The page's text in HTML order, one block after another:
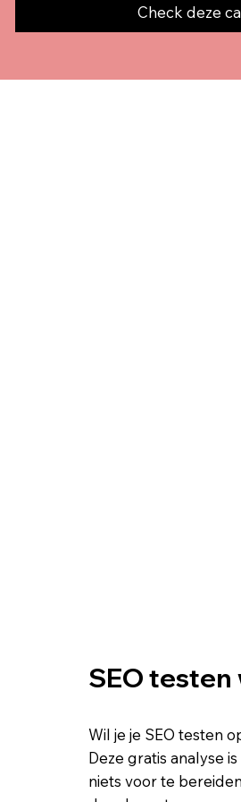
Check deze
SEO
Wil je je SEO testen
Deze gratis analyse
niets voor te